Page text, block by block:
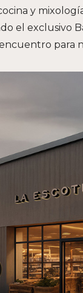
y
el exclusivo
para